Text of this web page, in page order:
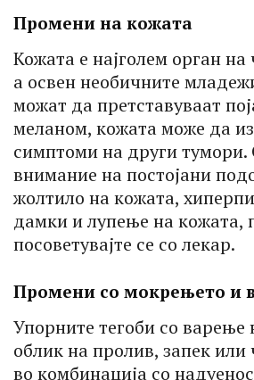
Промени на кожата
Кожата е најголем орган на
а освен необичните
можат да претставуваат
меланом, кожата може да
симптоми на други тумори.
внимание на постојани
жолтило на кожата,
дамки и лупење на кожата,
посоветувајте се со лекар.
Промени со мокрењето и
Упорните тегоби со варење
облик на пролив, запек или
во комбинација со